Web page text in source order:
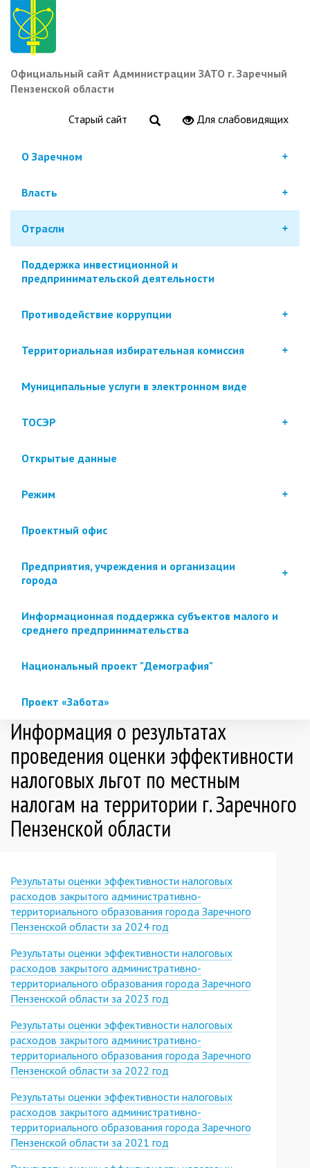
Перейти
основному
содержанию
Официальный сайт Администрации ЗАТО г. Заречный
Пензенской области
Старый сайт Для слабовидящих
О Заречном
Власть
Отрасли
Поддержка инвестиционной и
предпринимательской деятельности
Противодействие коррупции
Территориальная избирательная комиссия
Муниципальные услуги в электронном виде
ТОСЭР
Открытые данные
Режим
Проектный офис
Предприятия, учреждения и организации
города
Информационная поддержка субъектов малого и
среднего предпринимательства
Национальный проект "Демография"
Проект «Забота»
Информация о результатах
проведения оценки эффективности
налоговых льгот по местным
налогам на территории г. Заречного
Пензенской области
Результаты оценки эффективности налоговых
расходов закрытого административно-
территориального образования города Заречного
Пензенской области за 2024 год
Результаты оценки эффективности налоговых
расходов закрытого административно-
территориального образования города Заречного
Пензенской области за 2023 год
Результаты оценки эффективности налоговых
расходов закрытого административно-
территориального образования города Заречного
Пензенской области за 2022 год
Результаты оценки эффективности налоговых
расходов закрытого административно-
территориального образования города Заречного
Пензенской области за 2021 год